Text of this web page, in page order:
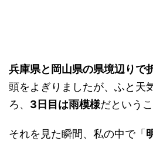
兵庫県と岡山県の県境辺りで
頭をよぎりましたが、ふと天
ろ、 3日目は雨模様だという
それを見た瞬間、私の中で「